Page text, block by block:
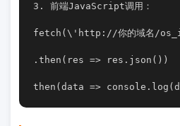
3. 前端JavaScript调用：
fetch(\'http://你的域名/
.then(res => res.json())
then(data =>